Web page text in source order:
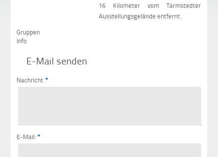
16 Kilometer vom Tarmstedter
Ausstellungsgelände entfernt.
Gruppen
Info
E-Mail senden
Nachricht *
E-Mail: *